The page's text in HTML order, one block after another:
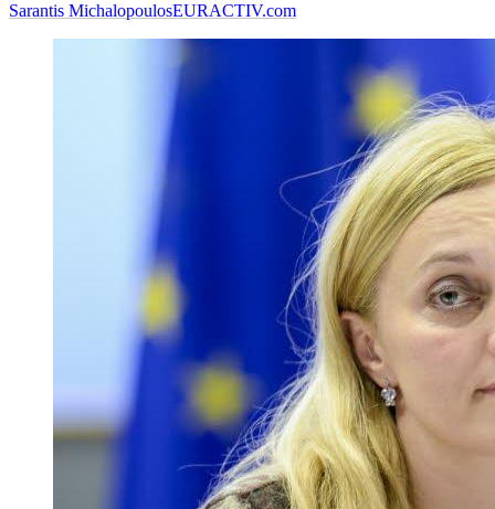
Sarantis MichalopoulosEURACTIV.com